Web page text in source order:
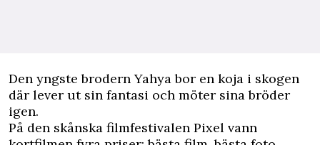
Den yngste brodern Yahya bor en koja i skogen
där lever ut sin fantasi och möter sina bröder
igen.
På den skånska filmfestivalen Pixel vann